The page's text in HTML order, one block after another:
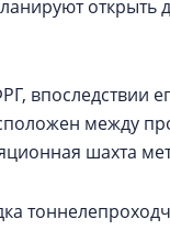
открыть
впоследствии
между
шахта